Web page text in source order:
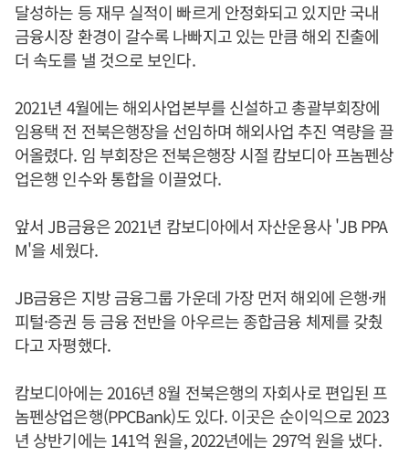
달성하는 등 재무 실적이 빠르게 안정화되고 있지만 국내
금융시장 환경이 갈수록 나빠지고 있는 만큼 해외 진출에
더 속도를 낼 것으로 보인다.
2021년 4월에는 해외사업본부를 신설하고 총괄부회장에
임용택 전 전북은행장을 선임하며 해외사업 추진 역량을 끌
어올렸다. 임 부회장은 전북은행장 시절 캄보디아 프놈펜상
업은행 인수와 통합을 이끌었다.
앞서 JB금융은 2021년 캄보디아에서 자산운용사 'JB PPA
M'을 세웠다.
JB금융은 지방 금융그룹 가운데 가장 먼저 해외에 은행·캐
피털·증권 등 금융 전반을 아우르는 종합금융 체제를 갖췄
다고 자평했다.
캄보디아에는 2016년 8월 전북은행의 자회사로 편입된 프
놈펜상업은행(PPCBank)도 있다. 이곳은 순이익으로 2023
년 상반기에는 141억 원을, 2022년에는 297억 원을 냈다.